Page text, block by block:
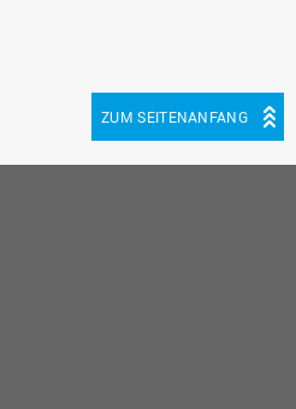
ZUM SEITENANFANG